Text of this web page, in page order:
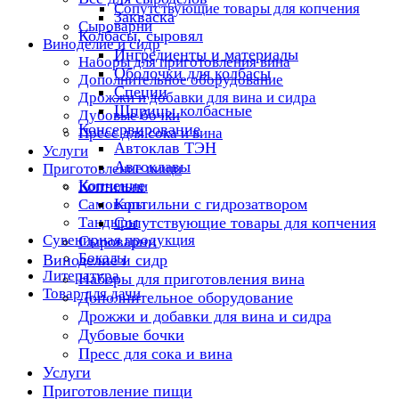
Сопутствующие товары для копчения
Сыроварни
Виноделие и сидр
Наборы для приготовления вина
Дополнительное оборудование
Дрожжи и добавки для вина и сидра
Дубовые бочки
Пресс для сока и вина
Услуги
Приготовление пищи
Коптильни
Самовары
Тандыры
Сувенирная продукция
Бокалы
Литература
Товар для дачи
Закваска
Колбасы, сыровял
Ингредиенты и материалы
Оболочки для колбасы
Специи
Шприцы колбасные
Консервирование
Автоклав ТЭН
Автоклавы
Копчение
Коптильни с гидрозатвором
Сопутствующие товары для копчения
Сыроварни
Виноделие и сидр
Наборы для приготовления вина
Дополнительное оборудование
Дрожжи и добавки для вина и сидра
Дубовые бочки
Пресс для сока и вина
Услуги
Приготовление пищи